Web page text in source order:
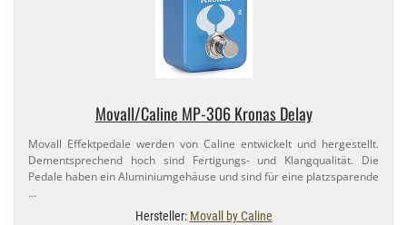
Movall/​Caline MP-​306 Kronas Delay
Movall Effektpedale werden von Caline entwickelt und hergestellt.
Dementsprechend hoch sind Fertigungs- und Klangqualität. Die
Pedale haben ein Aluminiumgehäuse und sind für eine platzsparende
…
Hersteller: Movall by Caline